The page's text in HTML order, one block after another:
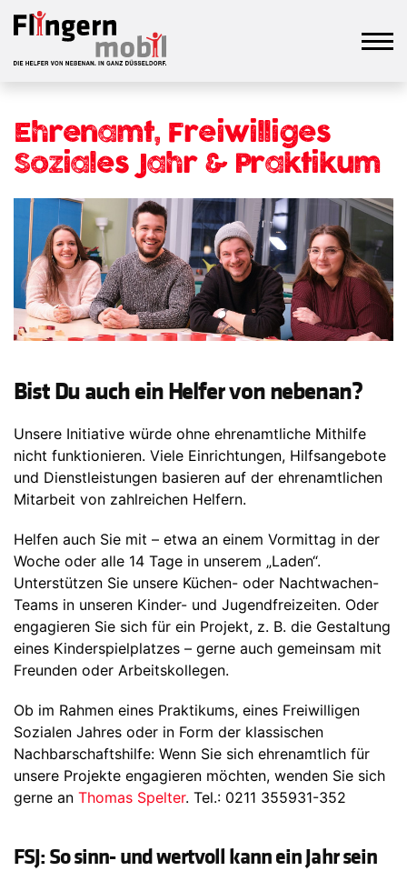
Ehrenamt, Freiwilliges
Soziales Jahr & Praktikum
Bist Du auch ein Helfer von nebenan?
Unsere Initiative würde ohne ehrenamtliche Mithilfe
nicht funktionieren. Viele Einrichtungen, Hilfsangebote
und Dienstleistungen basieren auf der ehrenamtlichen
Mitarbeit von zahlreichen Helfern.
Helfen auch Sie mit – etwa an einem Vormittag in der
Woche oder alle 14 Tage in unserem „Laden“.
Unterstützen Sie unsere Küchen- oder Nachtwachen-
Teams in unseren Kinder- und Jugendfreizeiten. Oder
engagieren Sie sich für ein Projekt, z. B. die Gestaltung
eines Kinderspielplatzes – gerne auch gemeinsam mit
Freunden oder Arbeitskollegen.
Ob im Rahmen eines Praktikums, eines Freiwilligen
Sozialen Jahres oder in Form der klassischen
Nachbarschaftshilfe: Wenn Sie sich ehrenamtlich für
unsere Projekte engagieren möchten, wenden Sie sich
gerne an Thomas Spelter. Tel.: 0211 355931-352
FSJ: So sinn- und wertvoll kann ein Jahr sein